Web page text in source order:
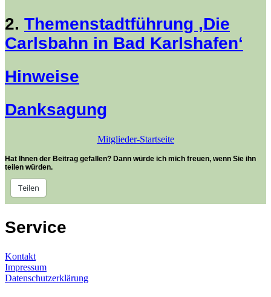
2. Themenstadtführung ‚Die
Carlsbahn in Bad Karlshafen‘
Hinweise
Danksagung
Mitglieder-Startseite
Hat Ihnen der Beitrag gefallen? Dann würde ich mich freuen, wenn Sie ihn
teilen würden.
Teilen
Service
Kontakt
Impressum
Datenschutzerklärung